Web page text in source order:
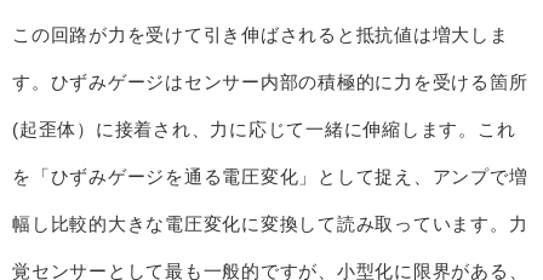
この回路が力を受けて引き伸ばされると抵抗値は増大しま
す。ひずみゲージはセンサー内部の積極的に力を受ける箇所
(起歪体）に接着され、力に応じて一緒に伸縮します。これ
を「ひずみゲージを通る電圧変化」として捉え、アンプで増
幅し比較的大きな電圧変化に変換して読み取っています。力
覚センサーとして最も一般的ですが、小型化に限界がある、